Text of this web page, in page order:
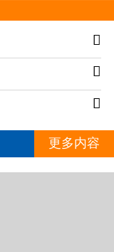



更多内容